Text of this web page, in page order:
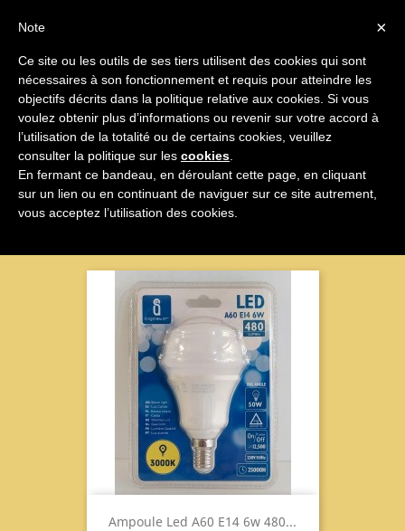


Lampade
Nom, A à Z 
Ampoule Led A60 E14 6w 480...
×
Note
Ce site ou les outils de ses tiers utilisent des cookies qui sont
nécessaires à son fonctionnement et requis pour atteindre les
objectifs décrits dans la politique relative aux cookies. Si vous
voulez obtenir plus d’informations ou revenir sur votre accord à
l’utilisation de la totalité ou de certains cookies, veuillez
consulter la politique sur les cookies
En fermant ce bandeau, en déroulant cette page, en cliquant
sur un lien ou en continuant de naviguer sur ce site autrement,
vous acceptez l’utilisation des cookies.